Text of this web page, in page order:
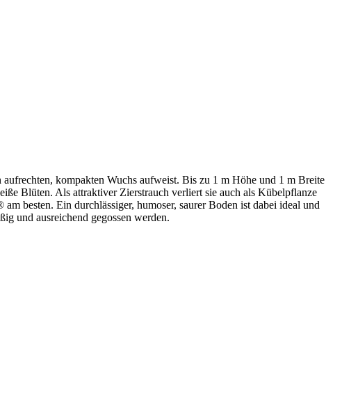
kompakten Wuchs aufweist. Bis zu 1 m Höhe und 1 m Breite
Blüten. Als attraktiver Zierstrauch verliert sie auch als Kübelpflanze
besten. Ein durchlässiger, humoser, saurer Boden ist dabei ideal und
und ausreichend gegossen werden.